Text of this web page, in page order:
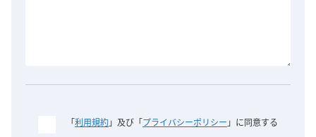
「利用規約」及び「プライバシーポリシー 」に同意する